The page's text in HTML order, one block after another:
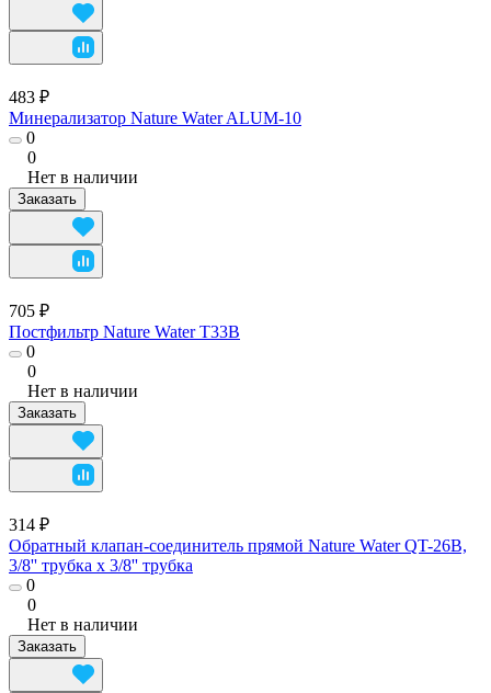
483 ₽
Минерализатор Nature Water ALUM-10
0
0
Нет в наличии
Заказать
705 ₽
Постфильтр Nature Water T33B
0
0
Нет в наличии
Заказать
314 ₽
Обратный клапан-соединитель прямой Nature Water QT-26B,
3/8'' трубка х 3/8'' трубка
0
0
Нет в наличии
Заказать